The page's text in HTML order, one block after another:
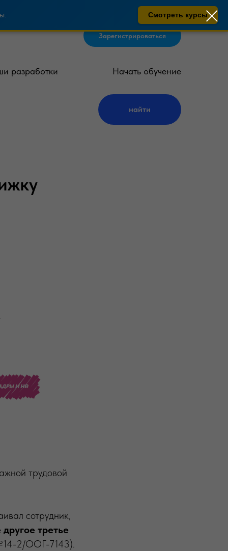
Смотреть курсы
Зарегистрироваться
разработки Начать обучение
найти
трудовой
сотрудник,
третье
2/ООГ-7143).